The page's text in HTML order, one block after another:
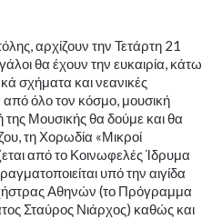
αρχίζουν την Τετάρτη 21
θα έχουν την ευκαιρία, κάτω
σχήματα και νεανικές
όλο τον κόσμο, μουσική
της Μουσικής θα δούμε και θα
τη Χορωδία «Μικροί
από το Κοινωφελές Ίδρυμα
υπό την αιγίδα
Αθηνών (το Πρόγραμμα
Σταύρος Νιάρχος) καθώς και